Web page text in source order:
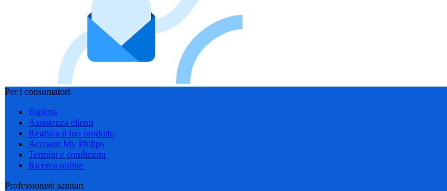
Per i consumatori
Esplora
Assistenza clienti
Registra il tuo prodotto
Account My Philips
Termini e condizioni
Ricerca ordine
Professionisti sanitari